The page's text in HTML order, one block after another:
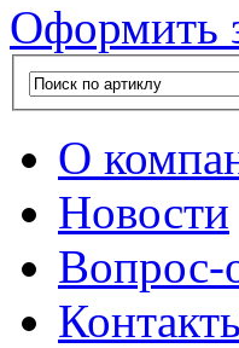
Оформить
О
Новости
Вопрос-